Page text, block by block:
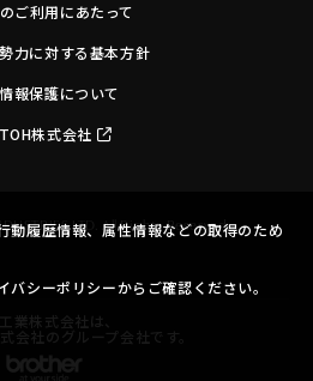
ご利用にあたって
力に対する基本方針
報保護について
株式会社
LTD. All Rights Reserved.
動履歴情報、属性情報などの取得のため
シーポリシーからご確認ください。
業株式会社は、
会社のグループ会社です。